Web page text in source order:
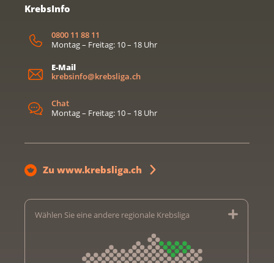
KrebsInfo
0800 11 88 11
Montag – Freitag: 10 – 18 Uhr
E-Mail
krebsinfo@krebsliga.ch
Chat
Montag – Freitag: 10 – 18 Uhr
Zu www.krebsliga.ch
Wählen Sie eine andere regionale Krebsliga